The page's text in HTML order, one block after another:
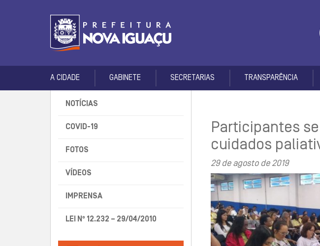
A CIDADE GABINETE SECRETARIAS TRANSPARÊNCIA
NOTÍCIAS
COVID-19
FOTOS
VÍDEOS
IMPRENSA
LEI Nº 12.232 – 29/04/2010
Participantes
cuidados
29 de agosto de 2019